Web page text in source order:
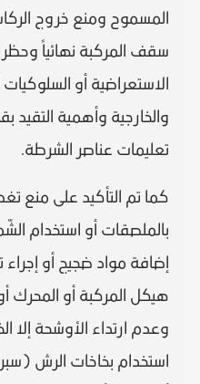
المسموح ومنع خروج
سقف المركبة نهائياً وحظر
الاستعراضية أو
والخارجية وأهمية التقيد
تعليمات عناصر الشرطة.
كما تم التأكيد على منع
بالملصقات أو استخدام
إضافة مواد ضجيج أو
هيكل المركبة أو المحرك
وعدم ارتداء الأوشحة إلا
استخدام بخاخات الرش